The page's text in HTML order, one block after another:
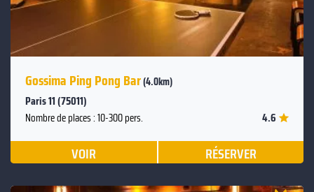
Gossima Ping Pong Bar(4.0km)
Paris 11 (75011)
Nombre de places : 10-300 pers. 4.6
VOIR RÉSERVER